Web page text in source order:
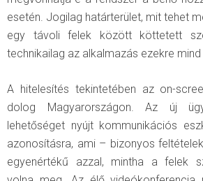
esetén. Jogilag határterület, mit tehet
egy távoli felek között köttetett
technikailag az alkalmazás ezekre mind
A hitelesítés tekintetében az on-
dolog Magyarországon. Az új
lehetőséget nyújt kommunikációs
azonosításra, ami – bizonyos
egyenértékű azzal, mintha a felek